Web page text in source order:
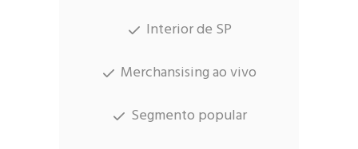
Interior de SP
Merchansising ao vivo
Segmento popular